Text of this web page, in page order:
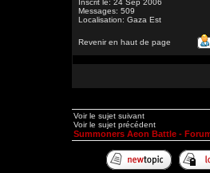
Inscrit le: 24 Sep 2006
Messages: 509
Localisation: Gaza Est
Revenir en haut de page
Voir le sujet suivant
Voir le sujet précédent
Summoners Aeon Battle -